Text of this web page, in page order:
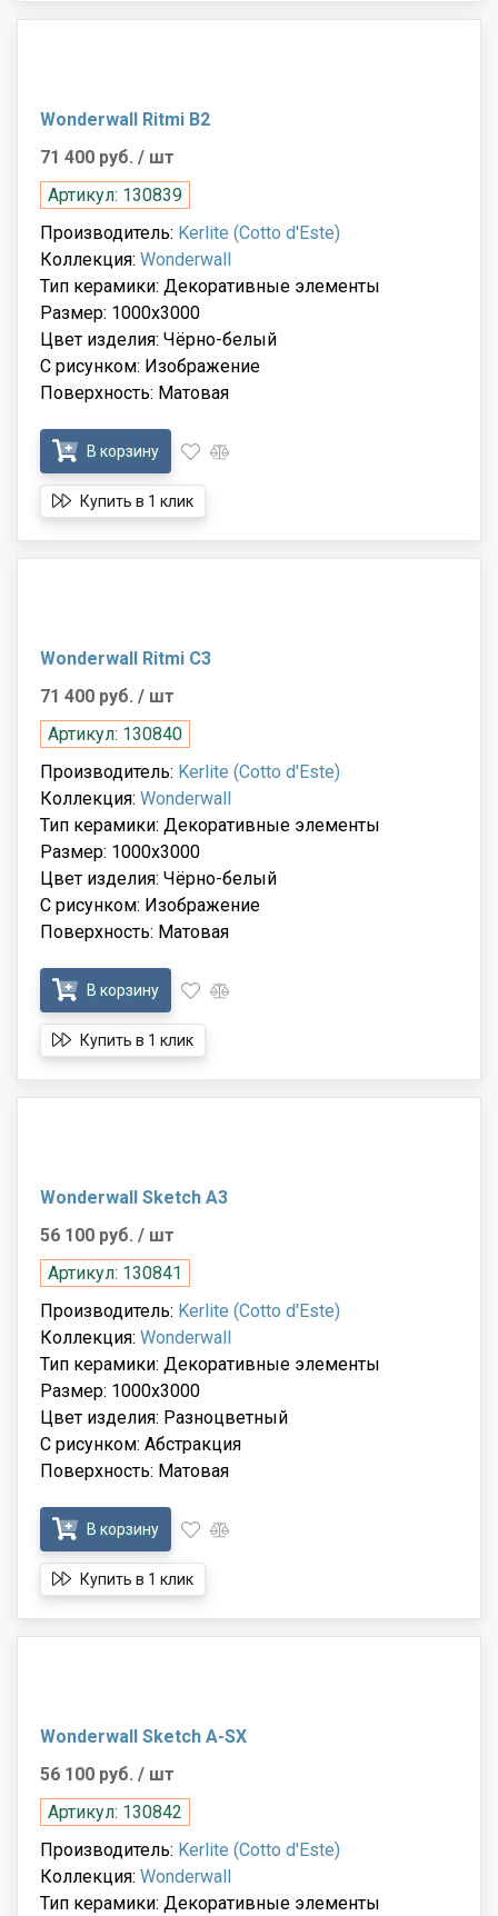
Wonderwall Ritmi B2
71 400 руб. / шт
Артикул: 130839
Производитель: Kerlite (Cotto d'Este)
Коллекция: Wonderwall
Тип керамики: Декоративные элементы
Размер: 1000x3000
Цвет изделия: Чёрно-белый
С рисунком: Изображение
Поверхность: Матовая
В корзину
Купить в 1 клик
Wonderwall Ritmi C3
71 400 руб. / шт
Артикул: 130840
Производитель: Kerlite (Cotto d'Este)
Коллекция: Wonderwall
Тип керамики: Декоративные элементы
Размер: 1000x3000
Цвет изделия: Чёрно-белый
С рисунком: Изображение
Поверхность: Матовая
В корзину
Купить в 1 клик
Wonderwall Sketch A3
56 100 руб. / шт
Артикул: 130841
Производитель: Kerlite (Cotto d'Este)
Коллекция: Wonderwall
Тип керамики: Декоративные элементы
Размер: 1000x3000
Цвет изделия: Разноцветный
С рисунком: Абстракция
Поверхность: Матовая
В корзину
Купить в 1 клик
Wonderwall Sketch A-SX
56 100 руб. / шт
Артикул: 130842
Производитель: Kerlite (Cotto d'Este)
Коллекция: Wonderwall
Тип керамики: Декоративные элементы